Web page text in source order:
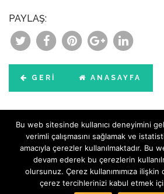
PAYLAŞ:
GERI ANASAYFA
© Copyright SenteServices - All
KVKK Aydınlatma Metni
KVKK Politikası
Çerez Politikası
Bu web sitesinde kullanıcı deneyimini
verimli çalışmasını sağlamak ve
amacıyla çerezler kullanılmaktadır. Bu
devam ederek bu çerezlerin
olursunuz. Çerez kullanımımıza ilişkin
çerez tercihlerinizi kabul etmek